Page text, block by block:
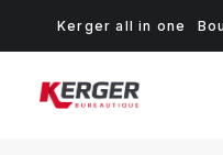
Kerger all in one